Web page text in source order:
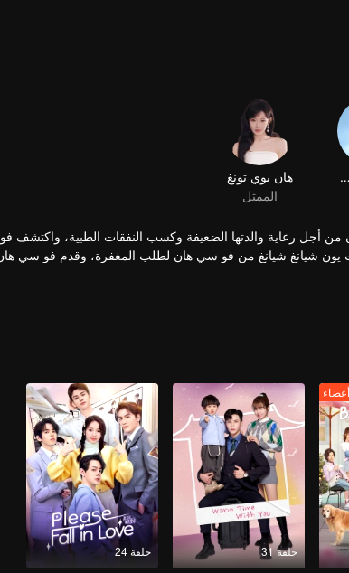
سون يوي تشن
هان يوي تونغ
الممثل
من أجل رعاية والدتها الضعيفة وكسب النفقات الطبية، واكتشف
شيانغ شيانغ من فو سي هان لطلب المغفرة، وقدم فو سي هان
أعضاء
حلقة 31 حلقة 24